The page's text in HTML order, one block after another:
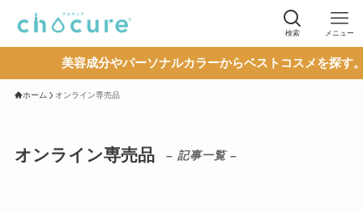
検索 メニュー
美容成分やパーソナルカラーからベストコスメを探す。
ホーム オンライン専売品
オンライン専売品 – 記事一覧 –